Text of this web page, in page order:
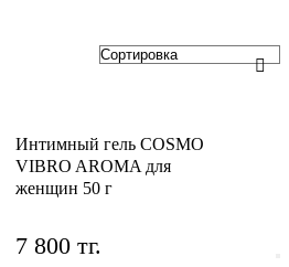
Интимный гель COSMO
VIBRO AROMA для
женщин 50 г
7 800 тг.